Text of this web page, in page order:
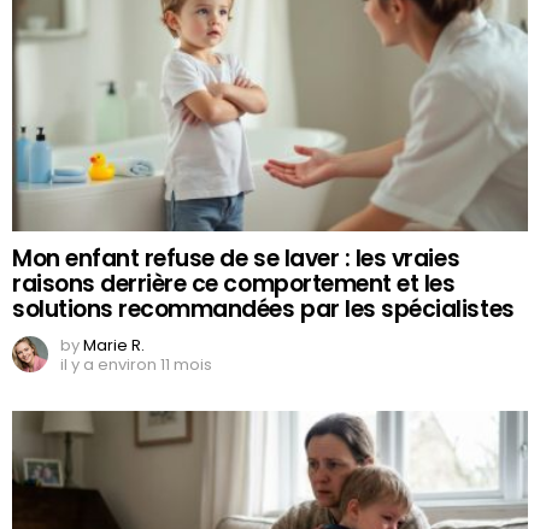
Mon enfant refuse de se laver : les vraies
raisons derrière ce comportement et les
solutions recommandées par les spécialistes
byMarie R.
il y a environ 11 mois